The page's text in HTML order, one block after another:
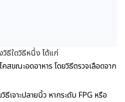
ธีใดวิธีหนึ่ง ได้แก่
สขณะอดอาหาร โดยวิธีตรวจเลือดจาก
ธีเจาะปลายนิ้ว หากระดับ FPG หรือ